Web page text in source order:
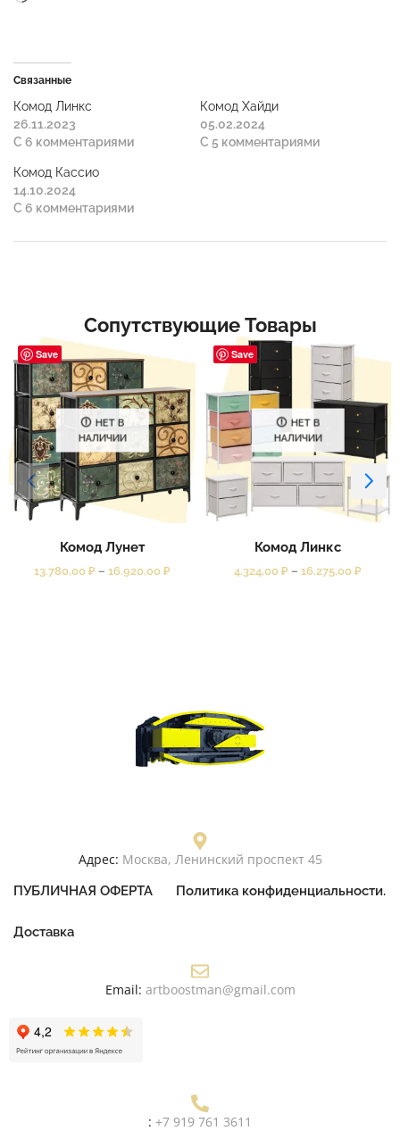
Связанные
Комод Линкс
26.11.2023
С 6 комментариями
Комод Хайди
05.02.2024
С 5 комментариями
Комод Кассио
14.10.2024
С 6 комментариями
Сопутствующие Товары
Save
НЕТ В
НАЛИЧИИ
Комод Лунет
13.780,00 ₽ – 16.920,00 ₽
Save
НЕТ В
НАЛИЧИИ
Комод Линкс
4.324,00 ₽ – 16.275,00 ₽
Адрес: Москва, Ленинский проспект 45
ПУБЛИЧНАЯ ОФЕРТА Политика конфиденциальности.
Доставка
Email: artboostman@gmail.com
: +7 919 761 3611